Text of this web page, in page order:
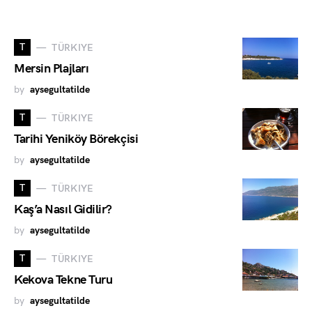
T TÜRKIYE
Mersin Plajları
by aysegultatilde
T TÜRKIYE
Tarihi Yeniköy Börekçisi
by aysegultatilde
T TÜRKIYE
Kaş’a Nasıl Gidilir?
by aysegultatilde
T TÜRKIYE
Kekova Tekne Turu
by aysegultatilde